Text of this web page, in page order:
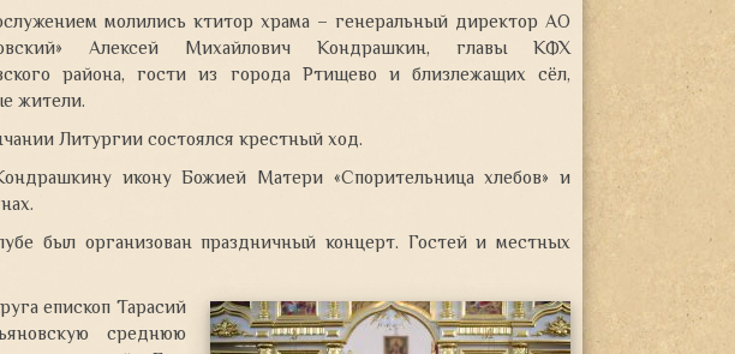
молились ктитор храма – генеральный директор АО
Алексей Михайлович Кондрашкин, главы КФХ
района, гости из города Ртищево и близлежащих сёл,
жители.
Литургии состоялся крестный ход.
икону Божией Матери «Спорительница хлебов» и
был организован праздничный концерт. Гостей и местных
епископ Тарасий
среднюю